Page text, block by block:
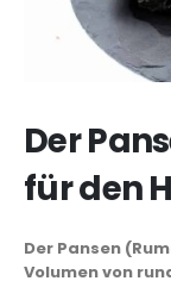
Der
für den
Der Pansen
Volumen von